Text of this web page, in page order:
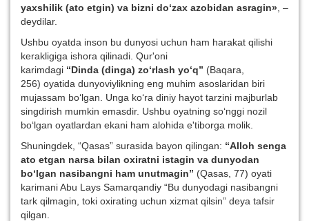
yaxshilik (ato etgin) va bizni do‘zax azobidan asragin» , –
deydilar.
Ushbu oyatda inson bu dunyosi uchun ham harakat qilishi
kerakligiga ishora qilinadi. Qur'oni
karimdagi “Dinda (dinga) zo‘rlash yo‘q” (Baqara,
256) oyatida dunyoviylikning eng muhim asoslaridan biri
mujassam bo‘lgan. Unga ko‘ra diniy hayot tarzini majburlab
singdirish mumkin emasdir. Ushbu oyatning so‘nggi nozil
bo‘lgan oyatlardan ekani ham alohida e'tiborga molik.
Shuningdek, “Qasas” surasida bayon qilingan: “Alloh senga
ato etgan narsa bilan oxiratni istagin va dunyodan
bo‘lgan nasibangni ham unutmagin” (Qasas, 77) oyati
karimani Abu Lays Samarqandiy “Bu dunyodagi nasibangni
tark qilmagin, toki oxirating uchun xizmat qilsin” deya tafsir
qilgan.